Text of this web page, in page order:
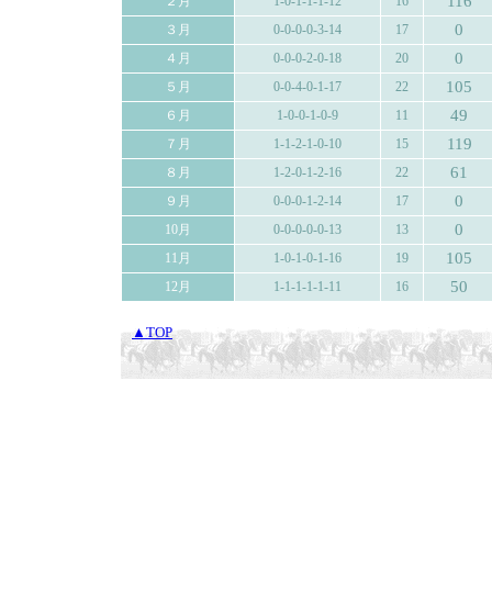
３月 0-0-0-0-3-14 17 0
４月 0-0-0-2-0-18 20 0
５月 0-0-4-0-1-17 22 105
６月 1-0-0-1-0-9 11 49
７月 1-1-2-1-0-10 15 119
８月 1-2-0-1-2-16 22 61
９月 0-0-0-1-2-14 17 0
10月 0-0-0-0-0-13 13 0
11月 1-0-1-0-1-16 19 105
12月 1-1-1-1-1-11 16 50
▲TOP